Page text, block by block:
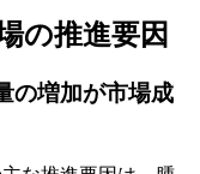
の推進要因
の増加が市場成